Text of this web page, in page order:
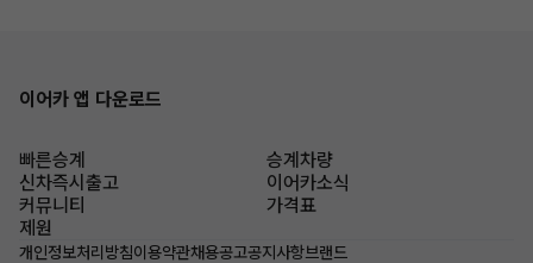
이어카 앱 다운로드
빠른승계
승계차량
신차즉시출고
이어카소식
커뮤니티
가격표
제원
개인정보처리방침이용약관채용공고공지사항브랜드